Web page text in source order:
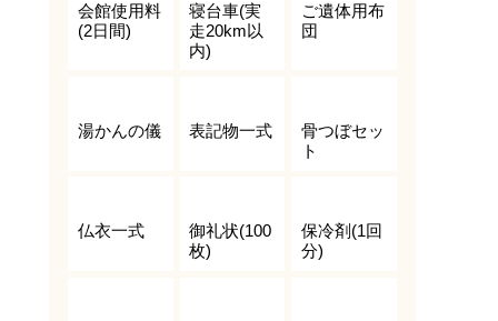
会館使用料
(2日間)
寝台車(実
走20km以
内)
ご遺体用布
団
湯かんの儀 表記物一式
骨つぼセッ
ト
仏衣一式
御礼状(100
枚)
保冷剤(1回
分)